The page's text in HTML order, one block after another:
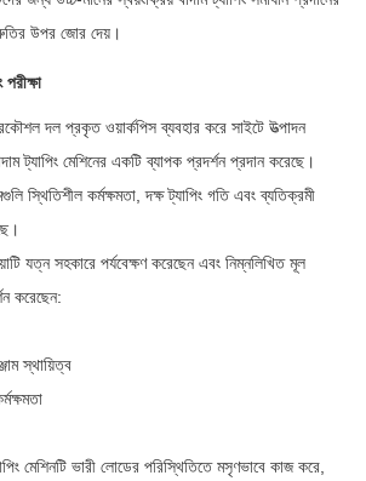
উপর জোর দেয়।
দল প্রকৃত ওয়ার্কপিস ব্যবহার করে সাইটে উত্পাদন
ট্যাপিং মেশিনের একটি ব্যাপক প্রদর্শন প্রদান করেছে।
স্থিতিশীল কর্মক্ষমতা, দক্ষ ট্যাপিং গতি এবং ব্যতিক্রমী
যত্ন সহকারে পর্যবেক্ষণ করেছেন এবং নিম্নলিখিত মূল
করেছেন:
স্থায়িত্ব
মেশিনটি ভারী লোডের পরিস্থিতিতে মসৃণভাবে কাজ করে,